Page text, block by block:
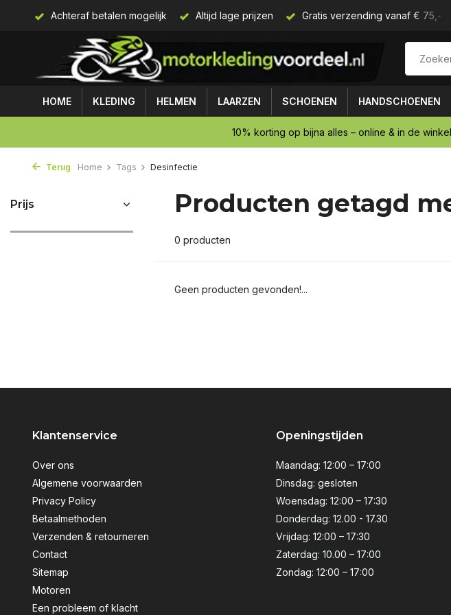
Achteraf betalen mogelijk Altijd lage prijzen Gratis verzending vanaf € 75,-
HOME KLEDING HELMEN LAARZEN SCHOENEN HANDSCHOENEN
10% korting op bijna alles – online & in de
Terug Home Tags Desinfectie
Prijs Producten getagd
0 producten
Geen producten gevonden!...
Klantenservice
Over ons
Algemene voorwaarden
Privacy Policy
Betaalmethoden
Verzenden & retourneren
Contact
Sitemap
Motoren
Een probleem of klacht
Openingstijden
Maandag: 12:00 – 17:00
Dinsdag: gesloten
Woensdag: 12:00 – 17:30
Donderdag: 12.00 - 17.30
Vrijdag: 12:00 – 17:30
Zaterdag: 10.00 – 17:00
Zondag: 12:00 – 17:00